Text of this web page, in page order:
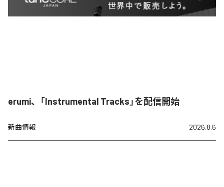
erumi、「Instrumental Tracks」を配信開始
新曲情報 2026.8.6